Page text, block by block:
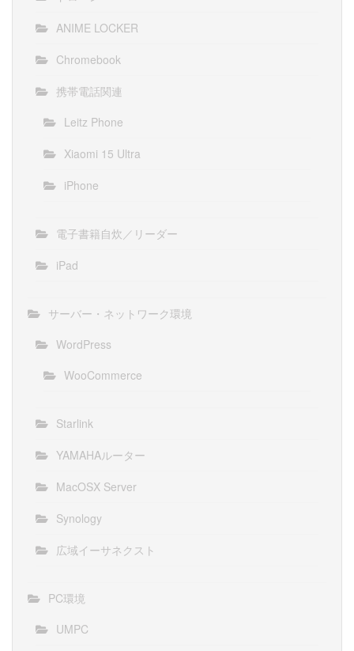
ANIME LOCKER
Chromebook
携帯電話関連
Leitz Phone
Xiaomi 15 Ultra
iPhone
電子書籍自炊／リーダー
iPad
サーバー・ネットワーク環境
WordPress
WooCommerce
Starlink
YAMAHAルーター
MacOSX Server
Synology
広域イーサネクスト
PC環境
UMPC